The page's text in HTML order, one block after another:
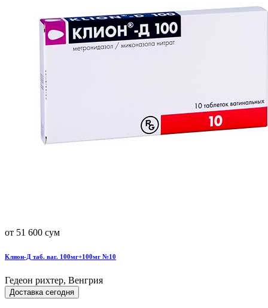
от 51 600 сум
Клион-Д таб. ваг. 100мг+100мг №10
Гедеон рихтер, Венгрия
Доставка сегодня